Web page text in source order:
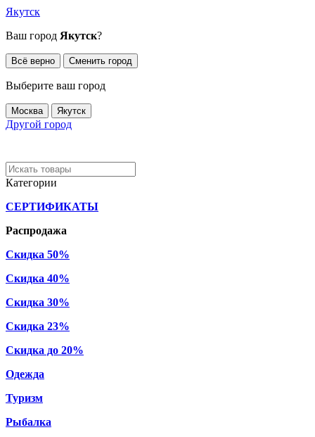
Якутск
Ваш город Якутск?
Всё верно Сменить город
Выберите ваш город
Москва Якутск
Другой город
Категории
СЕРТИФИКАТЫ
Распродажа
Скидка 50%
Скидка 40%
Скидка 30%
Скидка 23%
Скидка до 20%
Одежда
Туризм
Рыбалка